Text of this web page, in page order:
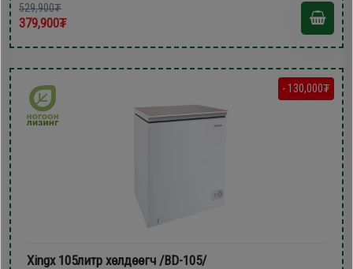
529,900₮
379,900₮
- 130,000₮
Xingx 105литр xөлдөөгч /BD-105/